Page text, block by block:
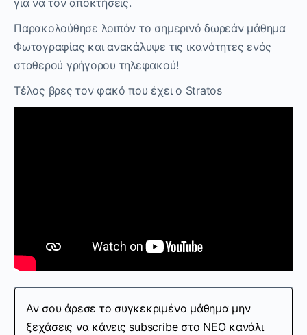
Παρακολούθησε λοιπόν το σημερινό δωρεάν μάθημα
Φωτογραφίας και ανακάλυψε τις ικανότητες ενός
σταθερού γρήγορου τηλεφακού!
Τέλος βρες τον φακό που έχει ο Stratos
Αν σου άρεσε το συγκεκριμένο μάθημα μην
ξεχάσεις να κάνεις subscribe στo ΝΕΟ κανάλι